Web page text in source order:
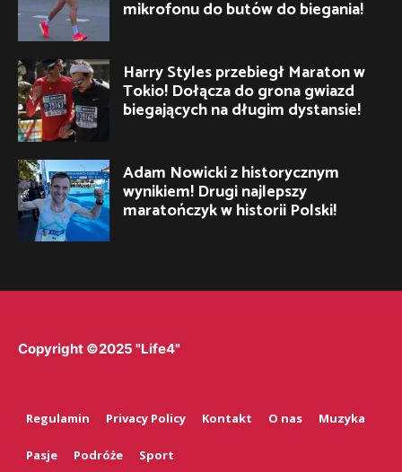
mikrofonu do butów do biegania!
Harry Styles przebiegł Maraton w
Tokio! Dołącza do grona gwiazd
biegających na długim dystansie!
Adam Nowicki z historycznym
wynikiem! Drugi najlepszy
maratończyk w historii Polski!
Copyright ©2025 "Life4"
Regulamin Privacy Policy Kontakt O nas Muzyka
Pasje Podróże Sport